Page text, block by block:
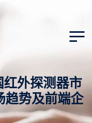
外探测器市
趋势及前端企